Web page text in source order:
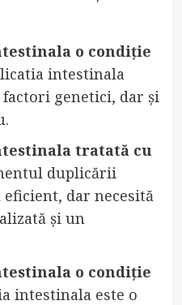
o condiție
intestinala
factori genetici, dar și
tratată cu
duplicării
dar necesită
și un
o condiție
intestinala este o